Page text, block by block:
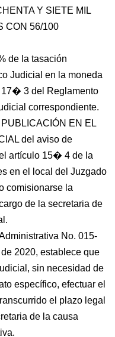
Y SIETE MIL
CON 56/100
de la tasación
Judicial en la moneda
17� 3 del Reglamento
correspondiente.
EN EL
del aviso de
artículo 15� 4 de la
en el local del Juzgado
comisionarse la
de la secretaria de
No. 015-
2020, establece que
sin necesidad de
específico, efectuar el
el plazo legal
de la causa